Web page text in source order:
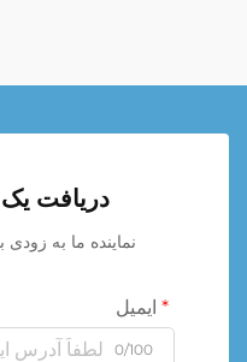
دریافت
نماینده ما به
ایمیل
0/100